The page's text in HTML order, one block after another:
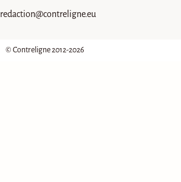
redaction@contreligne.eu
© Contreligne 2012-2026